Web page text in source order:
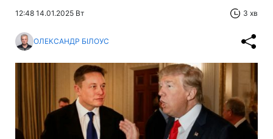
12:48 14.01.2025 Вт 3 хв
ОЛЕКСАНДР БІЛОУС